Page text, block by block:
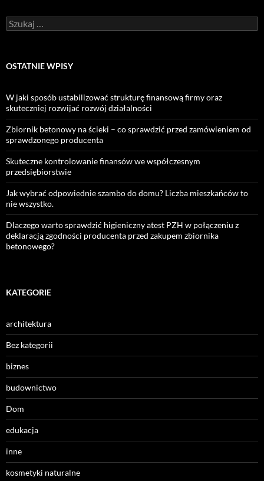
Szukaj:
OSTATNIE WPISY
W jaki sposób ustabilizować strukturę finansową firmy oraz
skuteczniej rozwijać rozwój działalności
Zbiornik betonowy na ścieki – co sprawdzić przed zamówieniem od
sprawdzonego producenta
Skuteczne kontrolowanie finansów we współczesnym
przedsiębiorstwie
Jak wybrać odpowiednie szambo do domu? Liczba mieszkańców to
nie wszystko.
Dlaczego warto sprawdzić higieniczny atest PZH w połączeniu z
deklaracją zgodności producenta przed zakupem zbiornika
betonowego?
KATEGORIE
architektura
Bez kategorii
biznes
budownictwo
Dom
edukacja
inne
kosmetyki naturalne